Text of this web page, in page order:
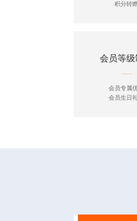
积分转
会员等
会员专属
会员生日